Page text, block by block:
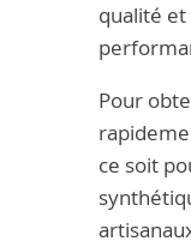
qualité et
Pour
ce soit